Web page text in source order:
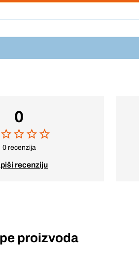
0
0 recenzija
recenziju
proizvoda